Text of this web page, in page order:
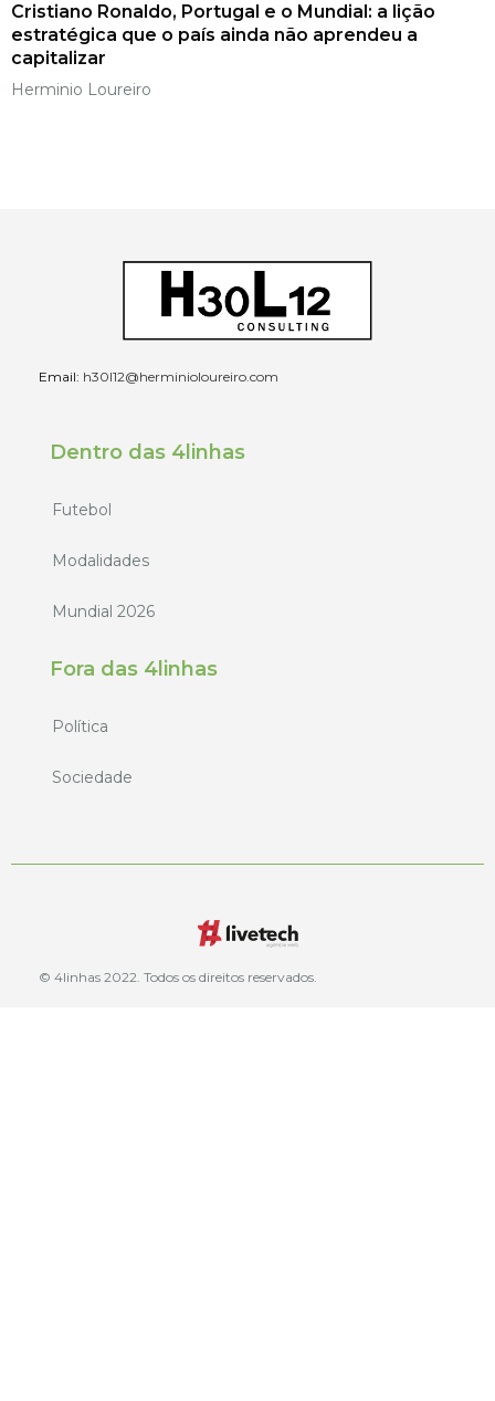
Cristiano Ronaldo, Portugal e o Mundial: a lição
estratégica que o país ainda não aprendeu a
capitalizar
Herminio Loureiro
Email: h30l12@herminioloureiro.com
Dentro das 4linhas
Futebol
Modalidades
Mundial 2026
Fora das 4linhas
Política
Sociedade
© 4linhas 2022. Todos os direitos reservados.